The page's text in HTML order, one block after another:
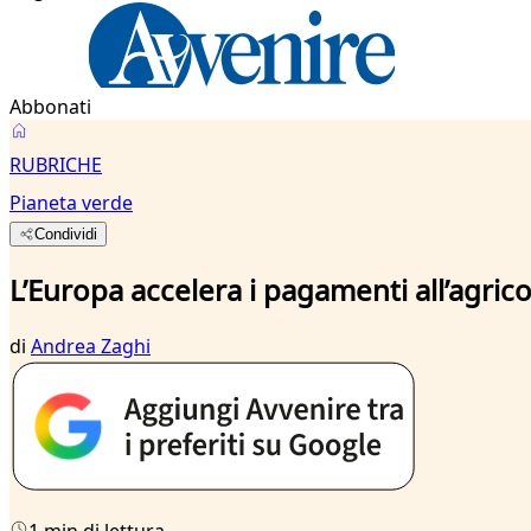
Abbonati
RUBRICHE
Pianeta verde
Condividi
L’Europa accelera i pagamenti
di Andrea Zaghi